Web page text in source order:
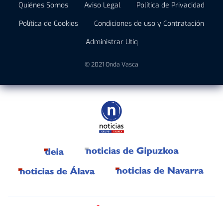
Quiénes Somos Aviso Legal
Política de Privacidad
Política de Cookies
Condiciones de uso y Contratación
Administrar Utiq
© 2021 Onda Vasca